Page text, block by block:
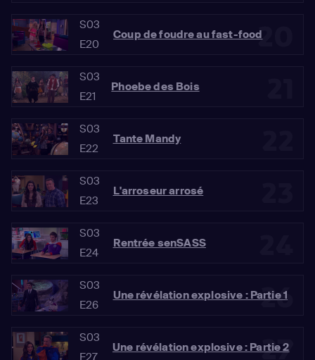
20
S03
E20
Coup de foudre au fast-food
S03
E21
Phoebe des Bois
S03
E22
Tante Mandy
S03
E23
L'arroseur arrosé
S03
E24
Rentrée senSASS
26
S03
E26
Une révélation explosive : Partie 1
27
S03
E27
Une révélation explosive : Partie 2